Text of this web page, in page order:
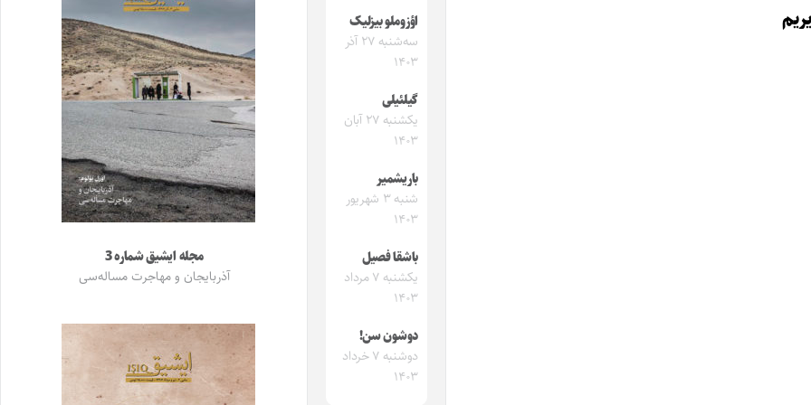
اؤزوملو بیزلیک
سه‌شنبه ۲۷ آذر
۱۴۰۳
گیلئیلی
یکشنبه ۲۷ آبان
۱۴۰۳
باریشمیر
شنبه ۳ شهریور
۱۴۰۳
باشقا فصیل
یکشنبه ۷ مرداد
۱۴۰۳
دوشون سن!
دوشنبه ۷ خرداد
۱۴۰۳
مجله ایشیق شماره 3
آذربایجان و مهاجرت مساله‌سی